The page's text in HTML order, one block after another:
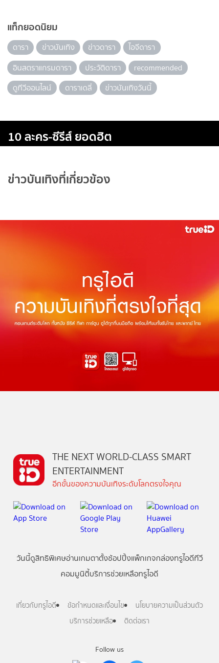
แท็กยอดนิยม
ดารา ข่าวบันเทิง ข่าวดารา
ไอจีดารา
อินสตราแกรมดารา
ประวัติดารา
recommended
ดูทีวีออนไลน์
ดาราเดลี่ ข่าวบันเทิงวันนี้
10 ละคร-ซีรีส์ ยอดฮิต
ข่าวบันเทิงที่เกี่ยวข้อง
Follow us
THE NEXT WORLD-CLASS SMART
ENTERTAINMENT
อีกขั้นของความบันเทิงระดับโลกตรงใจคุณ
วันนี้ดูสิทธิพิเศษอ่านเกมตาตั้งช้อปปิ้งแพ็กเกจกล่องทรูไอดีทีวี
คอมมูนิตี้บริการช่วยเหลือทรูไอดี
เกี่ยวกับทรูไอดี ข้อกำหนดและเงื่อนไข
นโยบายความเป็นส่วนตัว
บริการช่วยเหลือ
ติดต่อเรา